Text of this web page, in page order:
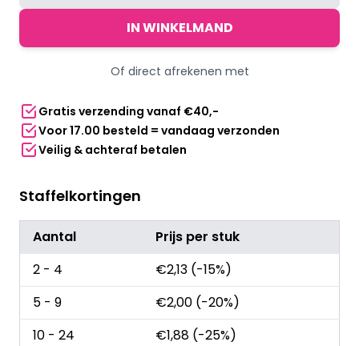
katoen/elastaan
IN WINKELMAND
Of direct afrekenen met
Gratis verzending vanaf €40,-
Voor 17.00 besteld = vandaag verzonden
Veilig & achteraf betalen
Staffelkortingen
Aantal
Prijs per stuk
2 - 4
€2,13 (-15%)
5 - 9
€2,00 (-20%)
10 - 24
€1,88 (-25%)